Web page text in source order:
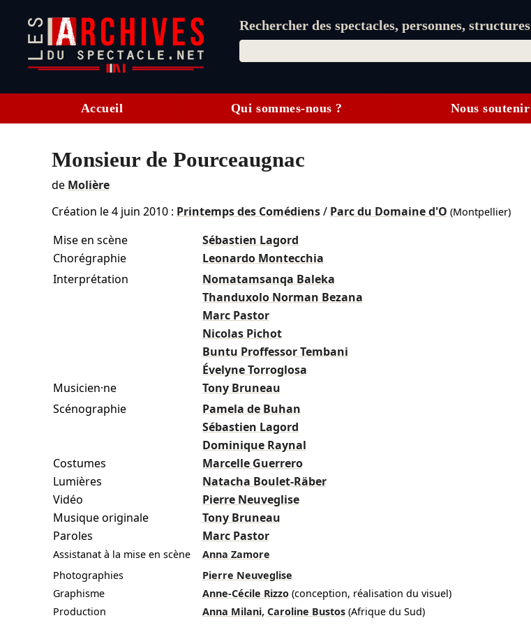
Rechercher des spectacles, personnes, structures
Accueil Qui sommes-nous ? Nous soutenir
Monsieur de Pourceaugnac
de Molière
Création le4 juin 2010: Printemps des Comédiens/ Parc du Domaine d'O (Montpellier)
Mise en scène
Sébastien Lagord
Chorégraphie
Leonardo Montecchia
Interprétation
Nomatamsanqa Baleka
Thanduxolo Norman Bezana
Marc Pastor
Nicolas Pichot
Buntu Proffessor Tembani
Évelyne Torroglosa
Musicien·ne
Tony Bruneau
Scénographie
Pamela de Buhan
Sébastien Lagord
Dominique Raynal
Costumes
Marcelle Guerrero
Lumières
Natacha Boulet-Räber
Vidéo
Pierre Neuveglise
Musique originale
Tony Bruneau
Paroles
Marc Pastor
Assistanat à la mise en scène
Anna Zamore
Photographies
Pierre Neuveglise
Graphisme
Anne-Cécile Rizzo (conception, réalisation du visuel)
Production
Anna Milani, Caroline Bustos (Afrique du Sud)